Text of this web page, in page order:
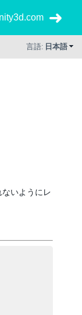
言語: 日本語
いようにレ